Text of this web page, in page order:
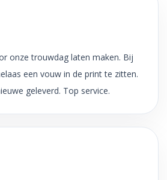
onze trouwdag laten maken. Bij
een vouw in de print te zitten.
geleverd. Top service.